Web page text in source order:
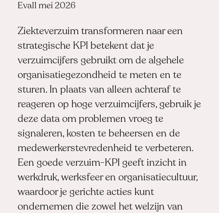
Posted
Eva11 mei 2026
Ziekteverzuim transformeren naar een
strategische KPI betekent dat je
verzuimcijfers gebruikt om de algehele
organisatiegezondheid te meten en te
sturen. In plaats van alleen achteraf te
reageren op hoge verzuimcijfers, gebruik je
deze data om problemen vroeg te
signaleren, kosten te beheersen en de
medewerkerstevredenheid te verbeteren.
Een goede verzuim-KPI geeft inzicht in
werkdruk, werksfeer en organisatiecultuur,
waardoor je gerichte acties kunt
ondernemen die zowel het welzijn van